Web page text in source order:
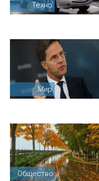
Техно
Мир
Общество